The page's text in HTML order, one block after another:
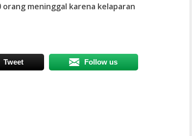
meninggal karena kelaparan
Tweet Follow us